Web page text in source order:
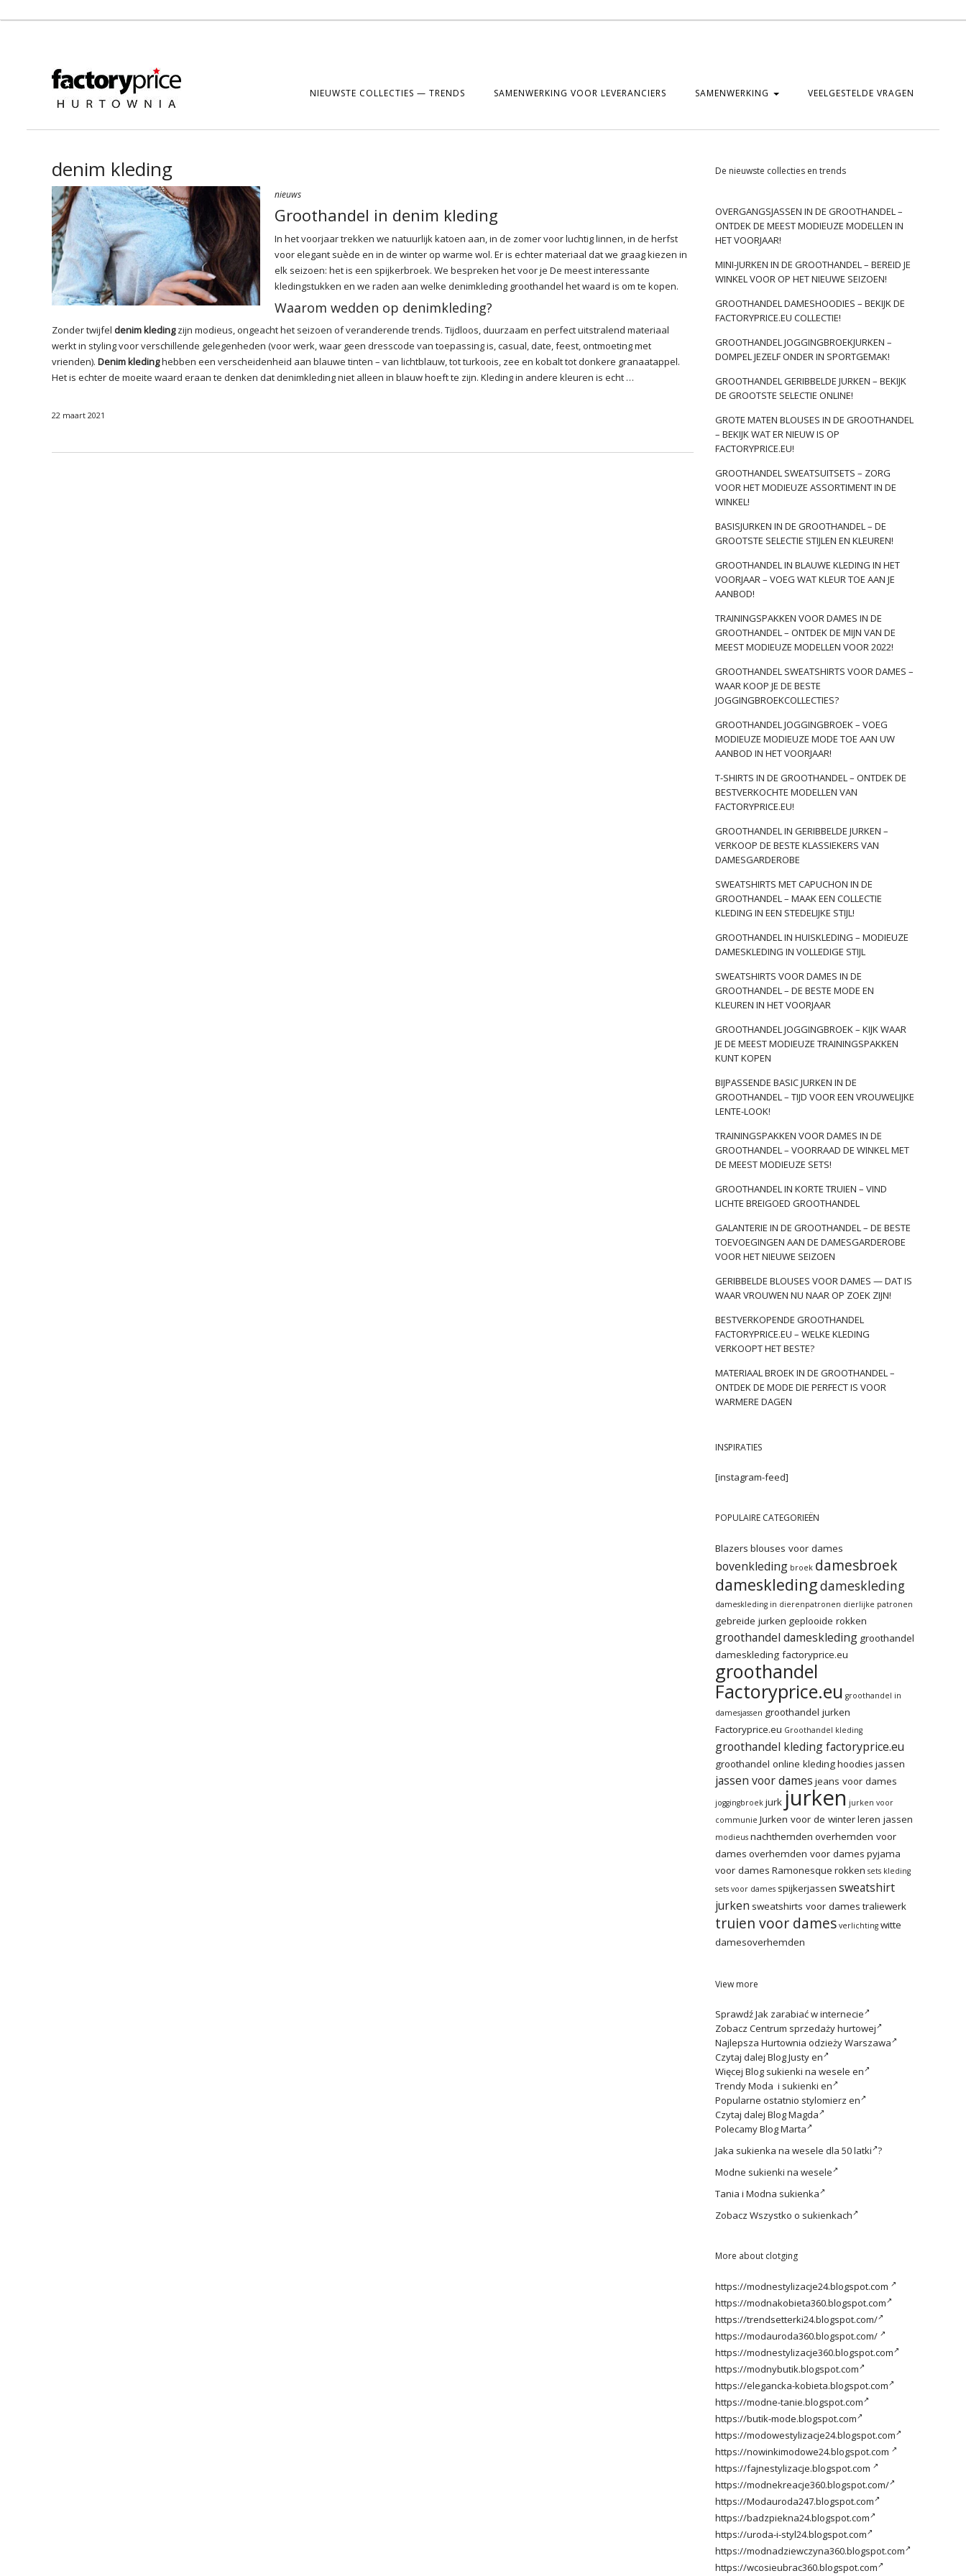
NIEUWSTE COLLECTIES — TRENDS SAMENWERKING VOOR LEVERANCIERS SAMENWERKING VEELGESTELDE VRAGEN
denim kleding
nieuws
Groothandel in denim kleding
In het voorjaar trekken we natuurlijk katoen aan, in de zomer voor luchtig linnen, in de herfst
voor elegant suède en in de winter op warme wol. Er is echter materiaal dat we graag kiezen in
elk seizoen: het is een spijkerbroek. We bespreken het voor je De meest interessante
kledingstukken en we raden aan welke denimkleding groothandel het waard is om te kopen.
Waarom wedden op denimkleding?
Zonder twijfel denim kledingzijn modieus, ongeacht het seizoen of veranderende trends. Tijdloos, duurzaam en perfect uitstralend materiaal
werkt in styling voor verschillende gelegenheden (voor werk, waar geen dresscode van toepassing is, casual, date, feest, ontmoeting met
vrienden). Denim kledinghebben een verscheidenheid aan blauwe tinten – van lichtblauw, tot turkoois, zee en kobalt tot donkere granaatappel.
Het is echter de moeite waard eraan te denken dat denimkleding niet alleen in blauw hoeft te zijn. Kleding in andere kleuren is echt …
22 maart 2021
De nieuwste collecties en trends
OVERGANGSJASSEN IN DE GROOTHANDEL –
ONTDEK DE MEEST MODIEUZE MODELLEN IN
HET VOORJAAR!
MINI-JURKEN IN DE GROOTHANDEL – BEREID JE
WINKEL VOOR OP HET NIEUWE SEIZOEN!
GROOTHANDEL DAMESHOODIES – BEKIJK DE
FACTORYPRICE.EU COLLECTIE!
GROOTHANDEL JOGGINGBROEKJURKEN –
DOMPEL JEZELF ONDER IN SPORTGEMAK!
GROOTHANDEL GERIBBELDE JURKEN – BEKIJK
DE GROOTSTE SELECTIE ONLINE!
GROTE MATEN BLOUSES IN DE GROOTHANDEL
– BEKIJK WAT ER NIEUW IS OP
FACTORYPRICE.EU!
GROOTHANDEL SWEATSUITSETS – ZORG
VOOR HET MODIEUZE ASSORTIMENT IN DE
WINKEL!
BASISJURKEN IN DE GROOTHANDEL – DE
GROOTSTE SELECTIE STIJLEN EN KLEUREN!
GROOTHANDEL IN BLAUWE KLEDING IN HET
VOORJAAR – VOEG WAT KLEUR TOE AAN JE
AANBOD!
TRAININGSPAKKEN VOOR DAMES IN DE
GROOTHANDEL – ONTDEK DE MIJN VAN DE
MEEST MODIEUZE MODELLEN VOOR 2022!
GROOTHANDEL SWEATSHIRTS VOOR DAMES –
WAAR KOOP JE DE BESTE
JOGGINGBROEKCOLLECTIES?
GROOTHANDEL JOGGINGBROEK – VOEG
MODIEUZE MODIEUZE MODE TOE AAN UW
AANBOD IN HET VOORJAAR!
T-SHIRTS IN DE GROOTHANDEL – ONTDEK DE
BESTVERKOCHTE MODELLEN VAN
FACTORYPRICE.EU!
GROOTHANDEL IN GERIBBELDE JURKEN –
VERKOOP DE BESTE KLASSIEKERS VAN
DAMESGARDEROBE
SWEATSHIRTS MET CAPUCHON IN DE
GROOTHANDEL – MAAK EEN COLLECTIE
KLEDING IN EEN STEDELIJKE STIJL!
GROOTHANDEL IN HUISKLEDING – MODIEUZE
DAMESKLEDING IN VOLLEDIGE STIJL
SWEATSHIRTS VOOR DAMES IN DE
GROOTHANDEL – DE BESTE MODE EN
KLEUREN IN HET VOORJAAR
GROOTHANDEL JOGGINGBROEK – KIJK WAAR
JE DE MEEST MODIEUZE TRAININGSPAKKEN
KUNT KOPEN
BIJPASSENDE BASIC JURKEN IN DE
GROOTHANDEL – TIJD VOOR EEN VROUWELIJKE
LENTE-LOOK!
TRAININGSPAKKEN VOOR DAMES IN DE
GROOTHANDEL – VOORRAAD DE WINKEL MET
DE MEEST MODIEUZE SETS!
GROOTHANDEL IN KORTE TRUIEN – VIND
LICHTE BREIGOED GROOTHANDEL
GALANTERIE IN DE GROOTHANDEL – DE BESTE
TOEVOEGINGEN AAN DE DAMESGARDEROBE
VOOR HET NIEUWE SEIZOEN
GERIBBELDE BLOUSES VOOR DAMES — DAT IS
WAAR VROUWEN NU NAAR OP ZOEK ZIJN!
BESTVERKOPENDE GROOTHANDEL
FACTORYPRICE.EU – WELKE KLEDING
VERKOOPT HET BESTE?
MATERIAAL BROEK IN DE GROOTHANDEL –
ONTDEK DE MODE DIE PERFECT IS VOOR
WARMERE DAGEN
INSPIRATIES
[instagram-feed]
POPULAIRE CATEGORIEËN
Blazers blouses voor dames
bovenkleding broek damesbroek
dameskledingdameskleding
dameskleding in dierenpatronen dierlijke patronen
gebreide jurken geplooide rokken
groothandel dameskleding groothandel
dameskleding factoryprice.eu
groothandel
Factoryprice.eu groothandel in
damesjassen groothandel jurken
Factoryprice.eu Groothandel kleding
groothandel kleding factoryprice.eu
groothandel online kledinghoodies jassen
jassen voor dames jeans voor dames
joggingbroek jurk jurken jurken voor
communie Jurken voor de winterleren jassen
modieus nachthemden overhemden voor
dames overhemden voor dames pyjama
voor dames Ramonesque rokken sets kleding
sets voor dames spijkerjassen sweatshirt
jurken sweatshirts voor damestraliewerk
truien voor dames verlichting witte
damesoverhemden
View more
SprawdźJak zarabiać w internecie
Zobacz Centrum sprzedaży hurtowej
Najlepsza Hurtownia odzieży Warszawa
Czytaj dalej Blog Justy en
Więcej Blog sukienki na wesele en
TrendyModa i sukienki en
Popularne ostatnio stylomierz en
Czytaj dalej Blog Magda
PolecamyBlog Marta
Jaka sukienka na wesele dla 50 latki ?
Modne sukienki na wesele
Tania i Modna sukienka
Zobacz Wszystko o sukienkach
More about clotging
https://modnestylizacje24.blogspot.com
https://modnakobieta360.blogspot.com
https://trendsetterki24.blogspot.com/
https://modauroda360.blogspot.com/
https://modnestylizacje360.blogspot.com
https://modnybutik.blogspot.com
https://elegancka-kobieta.blogspot.com
https://modne-tanie.blogspot.com
https://butik-mode.blogspot.com
https://modowestylizacje24.blogspot.com
https://nowinkimodowe24.blogspot.com
https://fajnestylizacje.blogspot.com
https://modnekreacje360.blogspot.com/
https://Modauroda247.blogspot.com
https://badzpiekna24.blogspot.com
https://uroda-i-styl24.blogspot.com
https://modnadziewczyna360.blogspot.com
https://wcosieubrac360.blogspot.com